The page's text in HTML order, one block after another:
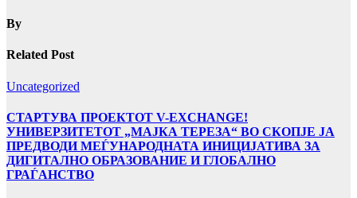
By
Related Post
Uncategorized
СТАРТУВА ПРОЕКТОТ V-EXCHANGE!
УНИВЕРЗИТЕТОТ „МАЈКА ТЕРЕЗА“ ВО СКОПЈЕ ЈА
ПРЕДВОДИ МЕЃУНАРОДНАТА ИНИЦИЈАТИВА ЗА
ДИГИТАЛНО ОБРАЗОВАНИЕ И ГЛОБАЛНО
ГРАЃАНСТВО